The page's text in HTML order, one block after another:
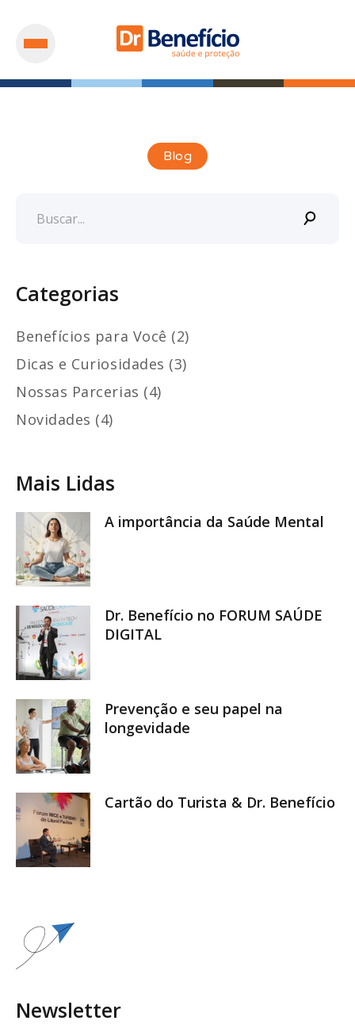
Blog
Categorias
Benefícios para Você (2)
Dicas e Curiosidades (3)
Nossas Parcerias (4)
Novidades (4)
Mais Lidas
A importância da Saúde Mental
Dr. Benefício no FORUM SAÚDE
DIGITAL
Prevenção e seu papel na
longevidade
Cartão do Turista & Dr. Benefício
Newsletter